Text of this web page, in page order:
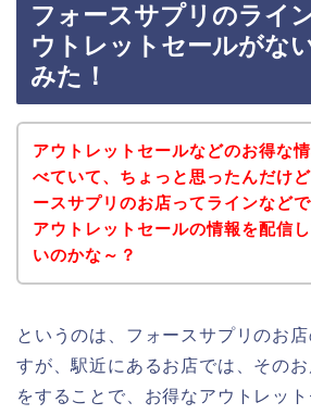
フォースサプリのライ
ウトレットセールがな
みた！
アウトレットセールなどのお得な
べていて、ちょっと思ったんだけ
ースサプリのお店ってラインなど
アウトレットセールの情報を配信
いのかな～？
というのは、フォースサプリのお
すが、駅近にあるお店では、その
をすることで、お得なアウトレッ